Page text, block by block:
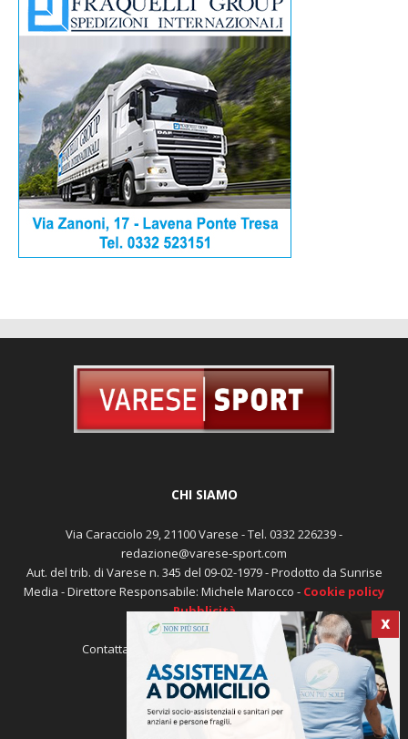
X
CHI SIAMO
Via Caracciolo 29, 21100 Varese - Tel. 0332 226239 -
redazione@varese-sport.com
Aut. del trib. di Varese n. 345 del 09-02-1979 - Prodotto da Sunrise
Media - Direttore Responsabile: Michele Marocco -Cookie policy
redazione@varese-sport.com